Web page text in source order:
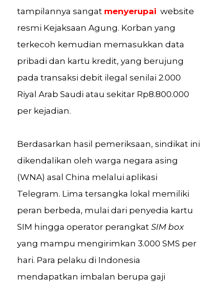
tampilannya sangat menyerupai website
resmi Kejaksaan Agung. Korban yang
terkecoh kemudian memasukkan data
pribadi dan kartu kredit, yang berujung
pada transaksi debit ilegal senilai 2.000
Riyal Arab Saudi atau sekitar Rp8.800.000
per kejadian.
Berdasarkan hasil pemeriksaan, sindikat ini
dikendalikan oleh warga negara asing
(WNA) asal China melalui aplikasi
Telegram. Lima tersangka lokal memiliki
peran berbeda, mulai dari penyedia kartu
SIM hingga operator perangkat SIM box
yang mampu mengirimkan 3.000 SMS per
hari. Para pelaku di Indonesia
mendapatkan imbalan berupa gaji